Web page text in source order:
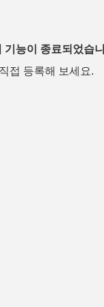
능이 종료되었습
접 등록해 보세요.